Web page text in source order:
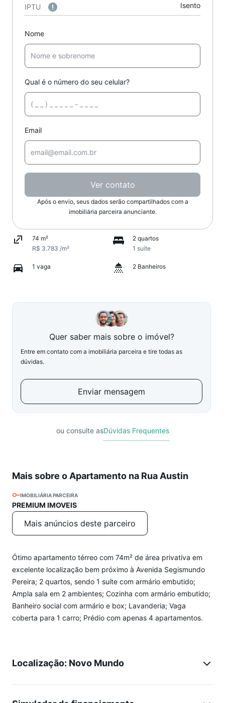
IPTU Isento
Nome
Qual é o número do seu celular?
Email
Ver contato
Após o envio, seus dados serão compartilhados com a
imobiliária parceira anunciante.
74 m²
R$ 3.783 /m²
2 quartos
1 suíte
1 vaga 2 Banheiros
Quer saber mais sobre o imóvel?
Entre em contato com a imobiliária parceira e tire todas as
dúvidas.
Enviar mensagem
ou consulte asDúvidas Frequentes
Mais sobre o Apartamento na Rua Austin
IMOBILIÁRIA PARCEIRA
PREMIUM IMOVEIS
Mais anúncios deste parceiro
Ótimo apartamento térreo com 74m² de área privativa em
excelente localização bem próximo à Avenida Segismundo
Pereira; 2 quartos, sendo 1 suíte com armário embutido;
Ampla sala em 2 ambientes; Cozinha com armário embutido;
Banheiro social com armário e box; Lavanderia; Vaga
coberta para 1 carro; Prédio com apenas 4 apartamentos.
Localização: Novo Mundo